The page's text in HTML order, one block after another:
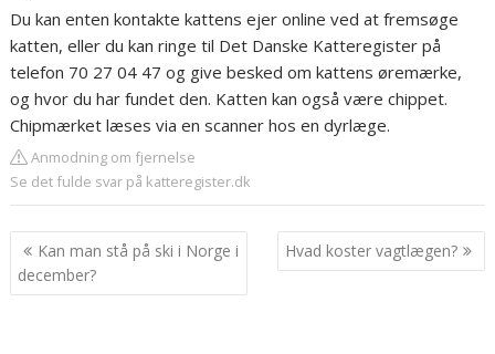
Du kan enten kontakte kattens ejer online ved at fremsøge
katten, eller du kan ringe til Det Danske Katteregister på
telefon 70 27 04 47 og give besked om kattens øremærke,
og hvor du har fundet den. Katten kan også være chippet.
Chipmærket læses via en scanner hos en dyrlæge.
Anmodning om fjernelse
Se det fulde svar på katteregister.dk
Indlægsnavigation
Kan man stå på ski i Norge i
december?
Hvad koster vagtlægen?